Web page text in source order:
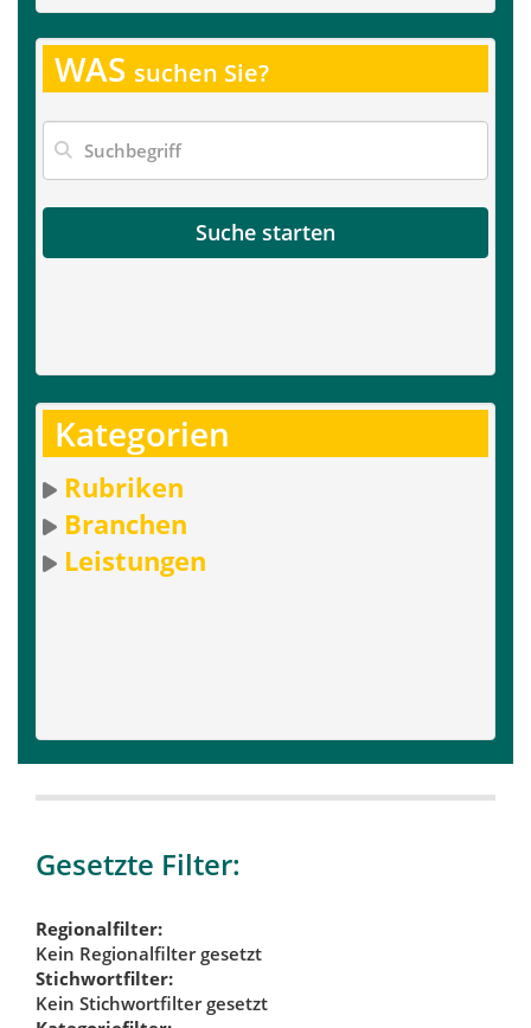
WAS suchen Sie?
Suche starten
Kategorien
Rubriken
Branchen
Leistungen
Gesetzte Filter:
Regionalfilter:
Kein Regionalfilter gesetzt
Stichwortfilter:
Kein Stichwortfilter gesetzt